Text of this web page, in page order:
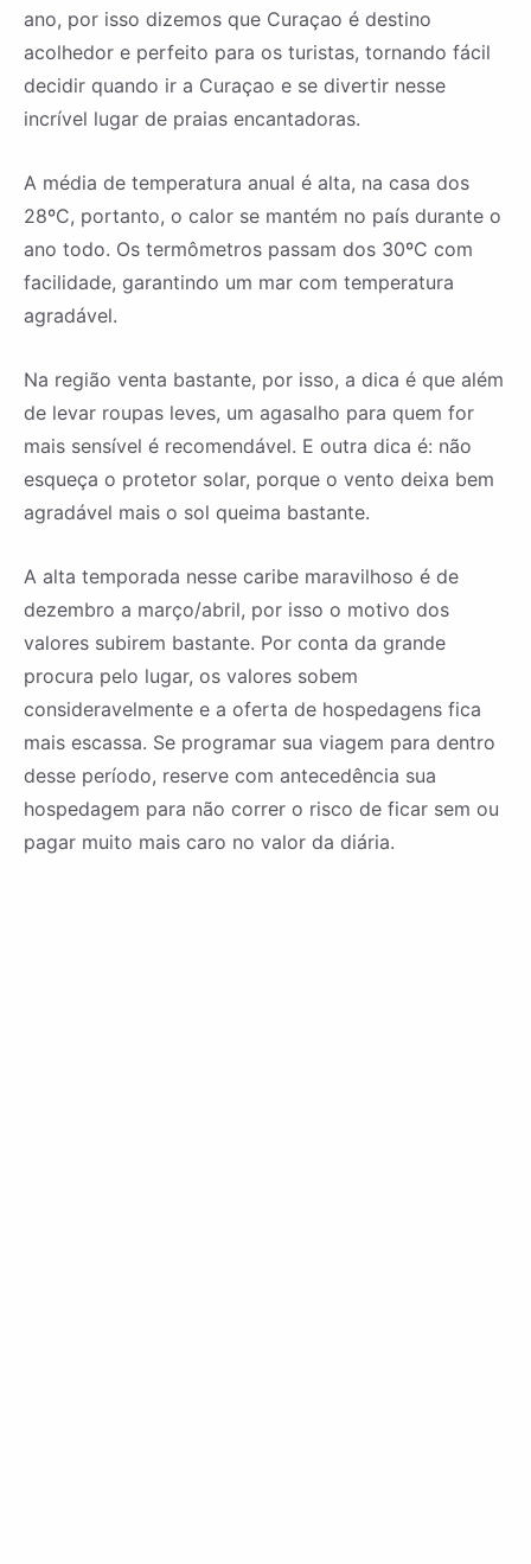
ano, por isso dizemos que Curaçao é destino
acolhedor e perfeito para os turistas, tornando fácil
decidir quando ir a Curaçao e se divertir nesse
incrível lugar de praias encantadoras.
A média de temperatura anual é alta, na casa dos
28ºC, portanto, o calor se mantém no país durante o
ano todo. Os termômetros passam dos 30ºC com
facilidade, garantindo um mar com temperatura
agradável.
Na região venta bastante, por isso, a dica é que além
de levar roupas leves, um agasalho para quem for
mais sensível é recomendável. E outra dica é: não
esqueça o protetor solar, porque o vento deixa bem
agradável mais o sol queima bastante.
A alta temporada nesse caribe maravilhoso é de
dezembro a março/abril, por isso o motivo dos
valores subirem bastante. Por conta da grande
procura pelo lugar, os valores sobem
consideravelmente e a oferta de hospedagens fica
mais escassa. Se programar sua viagem para dentro
desse período, reserve com antecedência sua
hospedagem para não correr o risco de ficar sem ou
pagar muito mais caro no valor da diária.